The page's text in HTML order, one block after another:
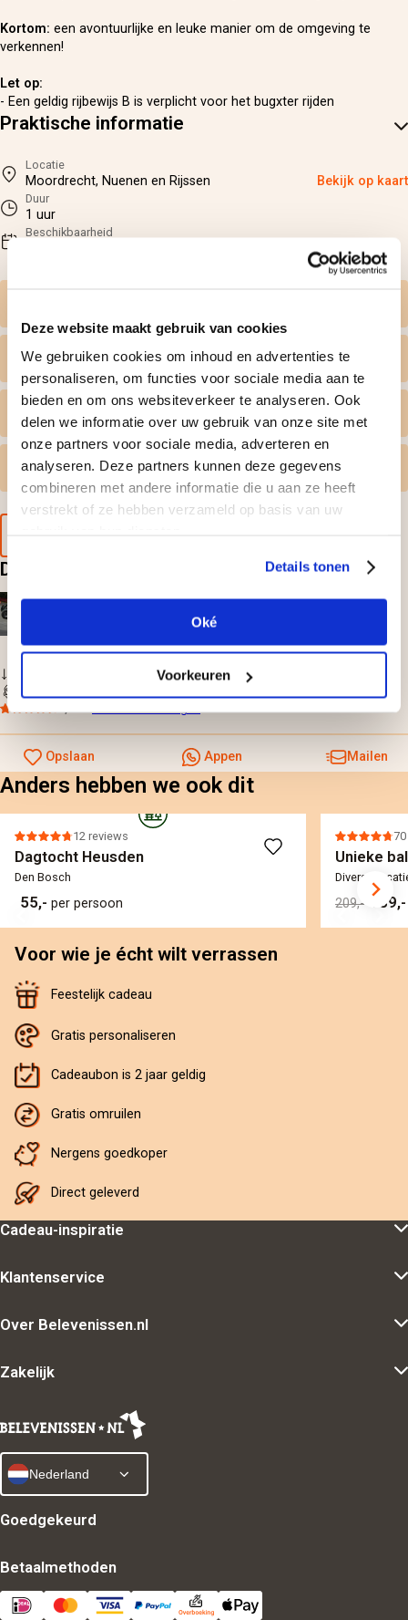
Deze website maakt gebruik van cookies
We gebruiken cookies om inhoud en advertenties te
personaliseren, om functies voor sociale media aan te
bieden en om ons websiteverkeer te analyseren. Ook
delen we informatie over uw gebruik van onze site met
onze partners voor sociale media, adverteren en
analyseren. Deze partners kunnen deze gegevens
combineren met andere informatie die u aan ze heeft
verstrekt of ze hebben verzameld op basis van uw
Details tonen
Oké
Voorkeuren
Kortom: een avontuurlijke en leuke manier om de omgeving te
verkennen!
Let op:
- Een geldig rijbewijs B is verplicht voor het bugxter rijden
Praktische informatie
Locatie
Moordrecht, Nuenen en Rijssen Bekijk op kaart
Duur
1 uur
Beschikbaarheid
Wat krijg ik geleverd
Gratis omruilen
Deze doen? Leuk cadeau hoor
Bugxter rijden
Opslaan Appen Mailen
Anders hebben we ook dit
12 reviews
Dagtocht Heusden
Den Bosch
55,- per persoon
Unieke
Diverse
209,-
Voor wie je écht wilt verrassen
Feestelijk cadeau
Gratis personaliseren
Cadeaubon is 2 jaar geldig
Gratis omruilen
Nergens goedkoper
Direct geleverd
Cadeau-inspiratie
Klantenservice
Over Belevenissen.nl
Zakelijk
Nederland
Goedgekeurd
Betaalmethoden